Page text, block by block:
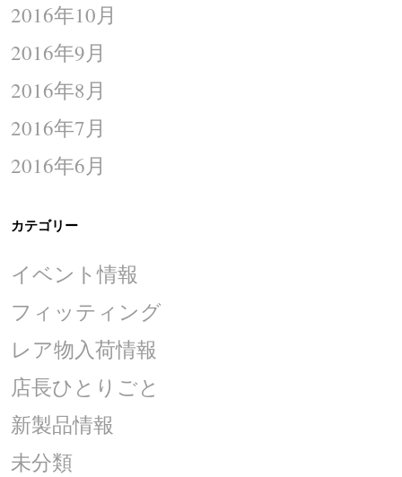
2016年10月
2016年9月
2016年8月
2016年7月
2016年6月
カテゴリー
イベント情報
フィッティング
レア物入荷情報
店長ひとりごと
新製品情報
未分類